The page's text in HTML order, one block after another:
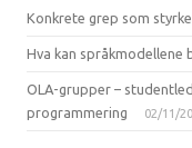
Konkrete grep som
Hva kan språkmodellene
OLA-grupper –
programmering
02/11/